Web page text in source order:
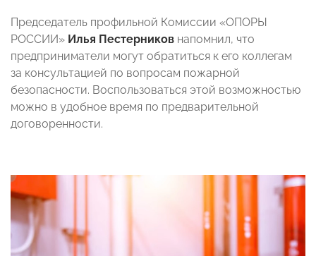
Председатель профильной Комиссии «ОПОРЫ
РОССИИ» Илья Пестерников напомнил, что
предприниматели могут обратиться к его коллегам
за консультацией по вопросам пожарной
безопасности. Воспользоваться этой возможностью
можно в удобное время по предварительной
договоренности.